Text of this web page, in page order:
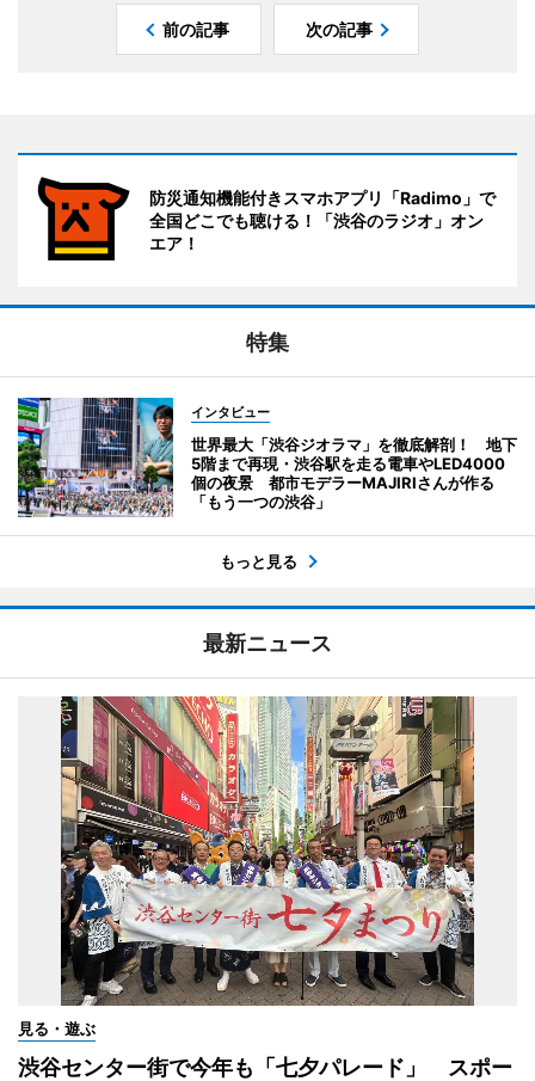
前の記事 次の記事
防災通知機能付きスマホアプリ「Radimo」で
全国どこでも聴ける！「渋谷のラジオ」オン
エア！
特集
インタビュー
世界最大「渋谷ジオラマ」を徹底解剖！ 地下
5階まで再現・渋谷駅を走る電車やLED4000
個の夜景 都市モデラーMAJIRIさんが作る
「もう一つの渋谷」
もっと見る
最新ニュース
見る・遊ぶ
渋谷センター街で今年も「七夕パレード」 スポー